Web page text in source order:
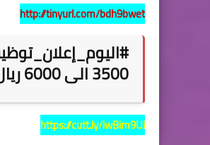
http://tinyurl.com/bdh9bwet
3500 الى 6000 ريال
https://cutt.ly/iwBim9Ui